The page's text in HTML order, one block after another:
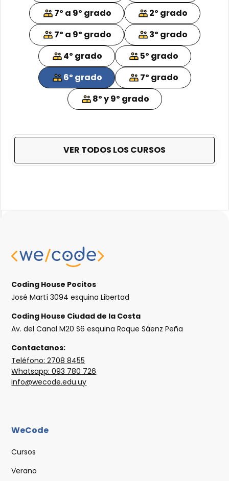
7º a 9º grado
2º grado
7º a 9º grado
3º grado
4º grado
5º grado
6º grado
7º grado
8º y 9º grado
VER TODOS LOS CURSOS
Coding House Pocitos
José Martí 3094 esquina Libertad
Coding House Ciudad de la Costa
Av. del Canal M20 S6 esquina Roque Sáenz Peña
Contactanos:
Teléfono: 2708 8455
Whatsapp: 093 780 726
info@wecode.edu.uy
WeCode
Cursos
Verano